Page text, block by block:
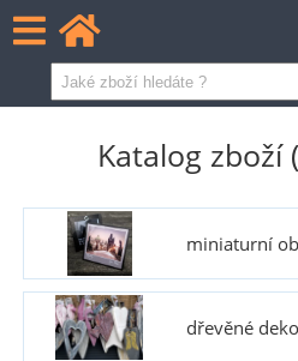
Katalog zboží
miniaturní
dřevěné